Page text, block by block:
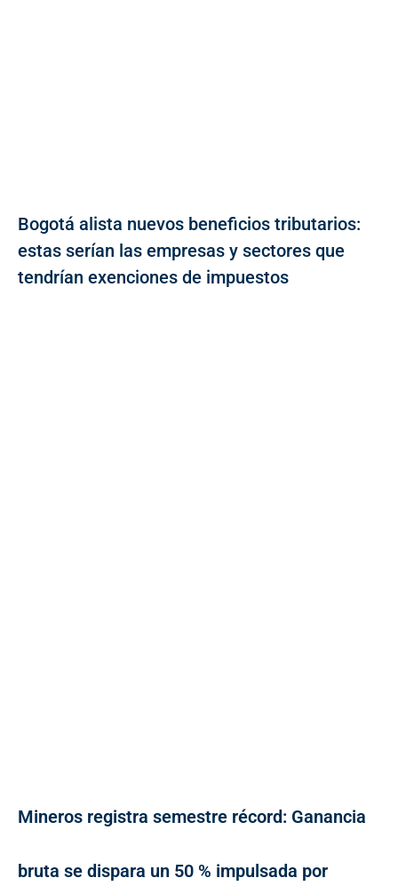
Bogotá alista nuevos beneficios tributarios:
estas serían las empresas y sectores que
tendrían exenciones de impuestos
Mineros registra semestre récord: Ganancia
bruta se dispara un 50 % impulsada por